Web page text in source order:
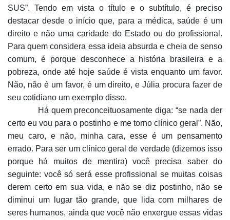
SUS”. Tendo em vista o título e o subtítulo, é preciso
destacar desde o início que, para a médica, saúde é um
direito e não uma caridade do Estado ou do profissional.
Para quem considera essa ideia absurda e cheia de senso
comum, é porque desconhece a história brasileira e a
pobreza, onde até hoje saúde é vista enquanto um favor.
Não, não é um favor, é um direito, e Júlia procura fazer de
seu cotidiano um exemplo disso.
Há quem preconceituosamente diga: “se nada der
certo eu vou para o postinho e me torno clínico geral”. Não,
meu caro, e não, minha cara, esse é um pensamento
errado. Para ser um clínico geral de verdade (dizemos isso
porque há muitos de mentira) você precisa saber do
seguinte: você só será esse profissional se muitas coisas
derem certo em sua vida, e não se diz postinho, não se
diminui um lugar tão grande, que lida com milhares de
seres humanos, ainda que você não enxergue essas vidas